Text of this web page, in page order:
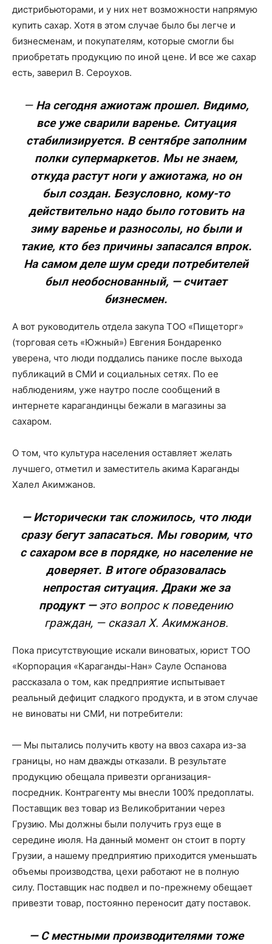
дистрибьюторами, и у них нет возможности напрямую
купить сахар. Хотя в этом случае было бы легче и
бизнесменам, и покупателям, которые смогли бы
приобретать продукцию по иной цене. И все же сахар
есть, заверил В. Сероухов.
— На сегодня ажиотаж прошел. Видимо,
все уже сварили варенье. Ситуация
стабилизируется. В сентябре заполним
полки супермаркетов. Мы не знаем,
откуда растут ноги у ажиотажа, но он
был создан. Безусловно, кому-то
действительно надо было готовить на
зиму варенье и разносолы, но были и
такие, кто без причины запасался впрок.
На самом деле шум среди потребителей
был необоснованный, — считает
бизнесмен.
А вот руководитель отдела закупа ТОО «Пищеторг»
(торговая сеть «Южный») Евгения Бондаренко
уверена, что люди поддались панике после выхода
публикаций в СМИ и социальных сетях. По ее
наблюдениям, уже наутро после сообщений в
интернете карагандинцы бежали в магазины за
сахаром.
О том, что культура населения оставляет желать
лучшего, отметил и заместитель акима Караганды
Халел Акимжанов.
— Исторически так сложилось, что люди
сразу бегут запасаться. Мы говорим, что
с сахаром все в порядке, но население не
доверяет. В итоге образовалась
непростая ситуация. Драки же за
продукт —это вопрос к поведению
граждан, — сказал Х. Акимжанов.
Пока присутствующие искали виноватых, юрист ТОО
«Корпорация «Караганды-Нан» Сауле Оспанова
рассказала о том, как предприятие испытывает
реальный дефицит сладкого продукта, и в этом случае
не виноваты ни СМИ, ни потребители:
— Мы пытались получить квоту на ввоз сахара из-за
границы, но нам дважды отказали. В результате
продукцию обещала привезти организация-
посредник. Контрагенту мы внесли 100% предоплаты.
Поставщик вез товар из Великобритании через
Грузию. Мы должны были получить груз еще в
середине июля. На данный момент он стоит в порту
Грузии, а нашему предприятию приходится уменьшать
объемы производства, цехи работают не в полную
силу. Поставщик нас подвел и по-прежнему обещает
привезти товар, постоянно переносит дату поставок.
— С местными производителями тоже